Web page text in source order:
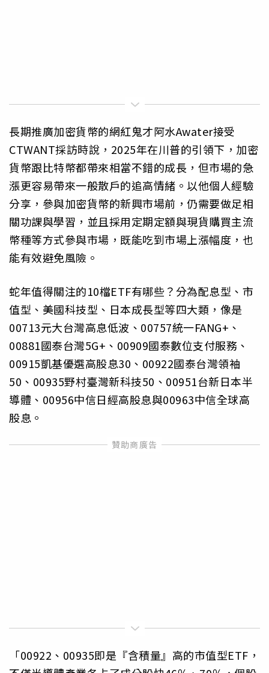
長期推廣加密貨幣的網紅鬼才阿水Awater接受
CTWANT採訪時說，2025年在川普的引領下，加密
貨幣跟比特幣都帶來相當不錯的成長，但市場的急
漲更容易帶來一般散戶的追高情緒。以他個人經驗
分享，參與加密貨幣的新興市場前，仍需要做足相
關功課與學習，並且採用定期定額與現貨購買主流
幣種等方式參與市場，既能吃到市場上漲幅度，也
能有效避免風險。
蛇年值得關注的10檔ETF有哪些？分為配息型、市
值型、美國科技型、日本成長型等四大類，像是
00713元大台灣高息低波、00757統一FANG+、
00881國泰台灣5G+、00909國泰數位支付服務、
00915凱基優選高股息30、00922國泰台灣領袖
50、00935野村臺灣新科技50、00951台新日本半
導體、00956中信日經高股息與00963中信全球高
股息。
「00922、00935即是『含積量』高的市值型ETF，